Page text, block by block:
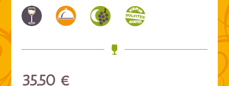
35,50 €